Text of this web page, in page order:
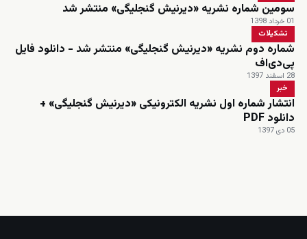
سومین شماره نشریه «دیرنیش گنجلیگی» منتشر شد
01 خرداد 1398
تشکیلات
شماره دوم نشریه «دیرنیش گنجلیگی» منتشر شد - دانلود فایل
پی‌دی‌اف
28 اسفند 1397
خبر
انتشار شماره اول نشریه الکترونیکی «دیرنیش گنجلیگی» +
دانلود PDF
05 دی 1397